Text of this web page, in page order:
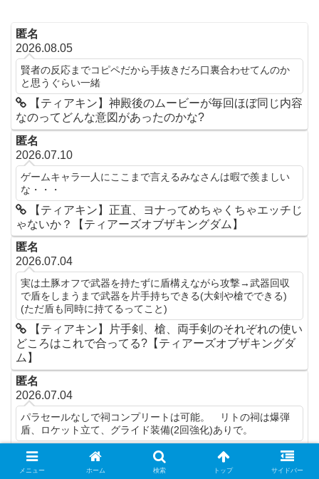
匿名
2026.08.05
賢者の反応までコピペだから手抜きだろ口裏合わせてんのか
と思うぐらい一緒
【ティアキン】神殿後のムービーが毎回ほぼ同じ内容
なのってどんな意図があったのかな?
匿名
2026.07.10
ゲームキャラ一人にここまで言えるみなさんは暇で羨ましい
な・・・
【ティアキン】正直、ヨナってめちゃくちゃエッチじ
ゃないか？【ティアーズオブザキングダム】
匿名
2026.07.04
実は土豚オフで武器を持たずに盾構えながら攻撃→武器回収
で盾をしまうまで武器を片手持ちできる(大剣や槍でできる)
(ただ盾も同時に持てるってこと)
【ティアキン】片手剣、槍、両手剣のそれぞれの使い
どころはこれで合ってる?【ティアーズオブザキングダ
ム】
匿名
2026.07.04
パラセールなしで祠コンプリートは可能。 リトの祠は爆弾
盾、ロケット立て、グライド装備(2回強化)ありで。
【ティアキン】パラセール縛りで祠全制覇は可能？ど
こまでできるのか気になる件【ティアーズオブザキング
メニュー ホーム 検索 トップ サイドバー